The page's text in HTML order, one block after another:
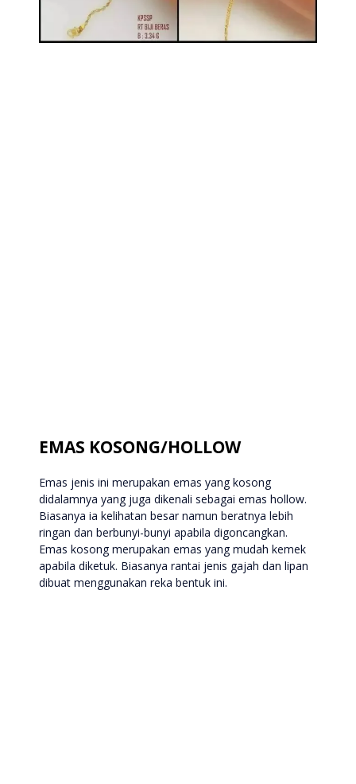
EMAS KOSONG/HOLLOW
Emas jenis ini merupakan emas yang kosong
didalamnya yang juga dikenali sebagai emas hollow.
Biasanya ia kelihatan besar namun beratnya lebih
ringan dan berbunyi-bunyi apabila digoncangkan.
Emas kosong merupakan emas yang mudah kemek
apabila diketuk. Biasanya rantai jenis gajah dan lipan
dibuat menggunakan reka bentuk ini.